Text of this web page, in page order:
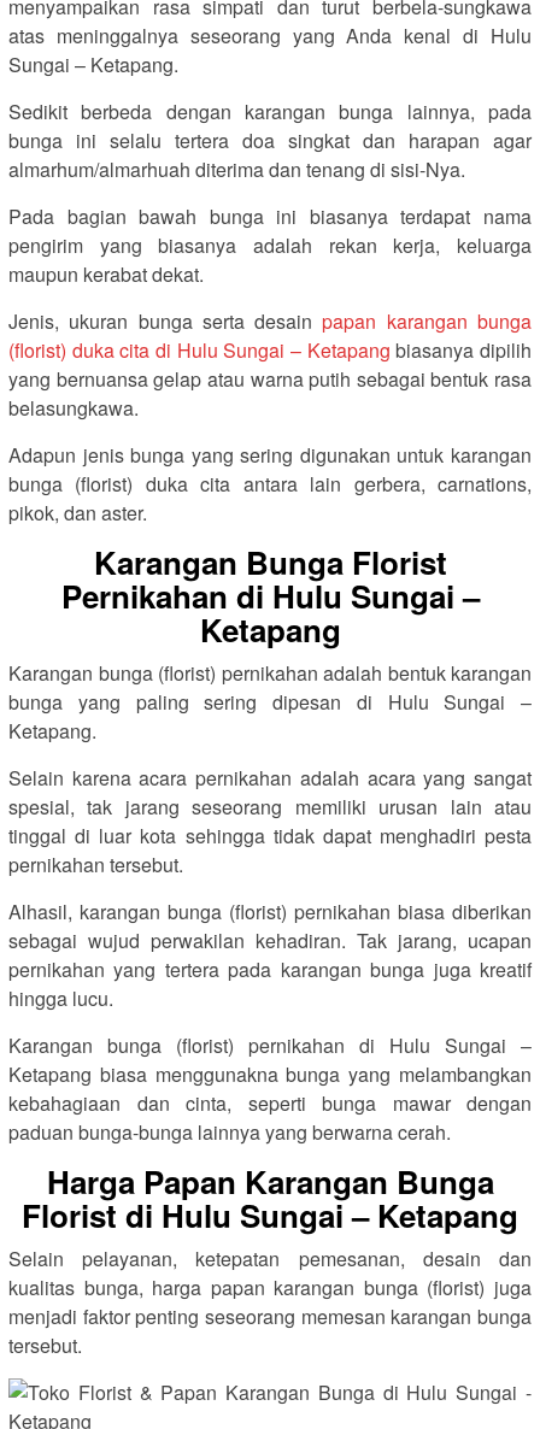
menyampaikan rasa simpati dan turut berbela-sungkawa
atas meninggalnya seseorang yang Anda kenal di Hulu
Sungai – Ketapang.
Sedikit berbeda dengan karangan bunga lainnya, pada
bunga ini selalu tertera doa singkat dan harapan agar
almarhum/almarhuah diterima dan tenang di sisi-Nya.
Pada bagian bawah bunga ini biasanya terdapat nama
pengirim yang biasanya adalah rekan kerja, keluarga
maupun kerabat dekat.
Jenis, ukuran bunga serta desainpapan karangan bunga
(florist) duka cita di Hulu Sungai – Ketapang biasanya dipilih
yang bernuansa gelap atau warna putih sebagai bentuk rasa
belasungkawa.
Adapun jenis bunga yang sering digunakan untuk karangan
bunga (florist) duka cita antara lain gerbera, carnations,
pikok, dan aster.
Karangan Bunga Florist
Pernikahan di Hulu Sungai –
Ketapang
Karangan bunga (florist) pernikahan adalah bentuk karangan
bunga yang paling sering dipesan di Hulu Sungai –
Ketapang.
Selain karena acara pernikahan adalah acara yang sangat
spesial, tak jarang seseorang memiliki urusan lain atau
tinggal di luar kota sehingga tidak dapat menghadiri pesta
pernikahan tersebut.
Alhasil, karangan bunga (florist) pernikahan biasa diberikan
sebagai wujud perwakilan kehadiran. Tak jarang, ucapan
pernikahan yang tertera pada karangan bunga juga kreatif
hingga lucu.
Karangan bunga (florist) pernikahan di Hulu Sungai –
Ketapang biasa menggunakna bunga yang melambangkan
kebahagiaan dan cinta, seperti bunga mawar dengan
paduan bunga-bunga lainnya yang berwarna cerah.
Harga Papan Karangan Bunga
Florist di Hulu Sungai – Ketapang
Selain pelayanan, ketepatan pemesanan, desain dan
kualitas bunga, harga papan karangan bunga (florist) juga
menjadi faktor penting seseorang memesan karangan bunga
tersebut.